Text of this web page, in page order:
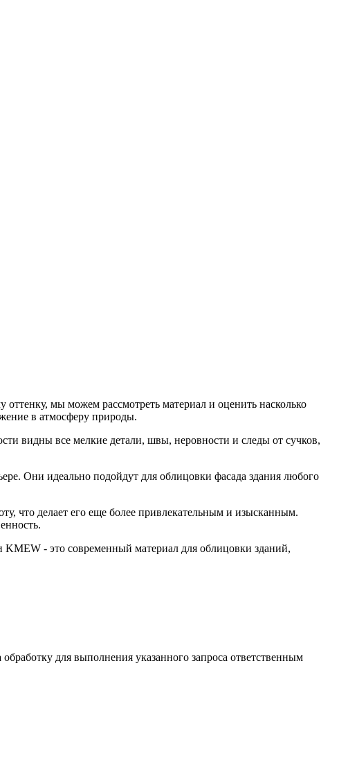
мы можем рассмотреть материал и оценить насколько
в атмосферу природы.
видны все мелкие детали, швы, неровности и следы от сучков,
Они идеально подойдут для облицовки фасада здания любого
что делает его еще более привлекательным и изысканным.
- это современный материал для облицовки зданий,
для выполнения указанного запроса ответственным